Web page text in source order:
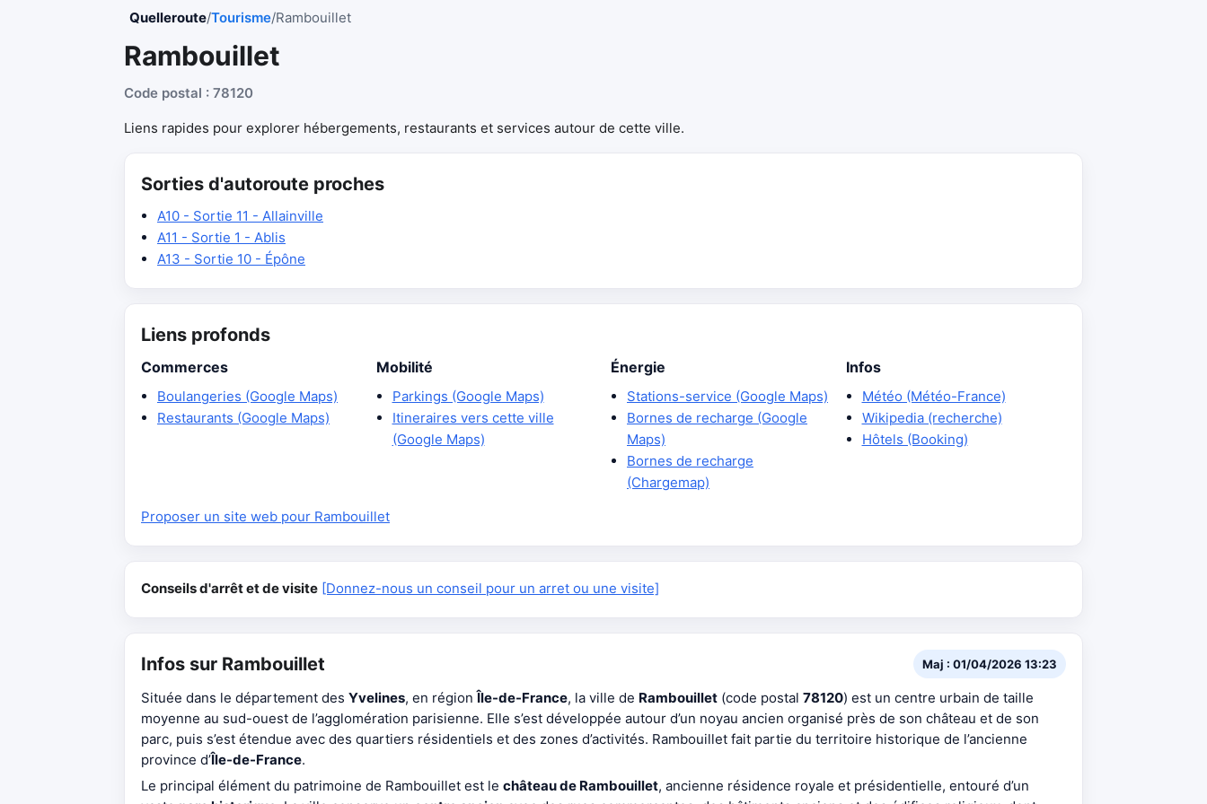
Quelleroute/Tourisme/Rambouillet
Rambouillet
Code postal : 78120
Liens rapides pour explorer hébergements, restaurants et services autour de cette ville.
Sorties d'autoroute proches
A10 - Sortie 11 - Allainville
A11 - Sortie 1 - Ablis
A13 - Sortie 10 - Épône
Liens profonds
Commerces
Boulangeries (Google Maps)
Restaurants (Google Maps)
Mobilité
Parkings (Google Maps)
Itineraires vers cette ville
(Google Maps)
Énergie
Stations-service (Google Maps)
Bornes de recharge (Google
Maps)
Bornes de recharge
(Chargemap)
Infos
Météo (Météo-France)
Wikipedia (recherche)
Hôtels (Booking)
Proposer un site web pour Rambouillet
Conseils d'arrêt et de visite [Donnez-nous un conseil pour un arret ou une visite]
Infos sur Rambouillet Maj : 01/04/2026 13:23
Située dans le département des Yvelines, en régionÎle-de-France, la ville de Rambouillet (code postal 78120) est un centre urbain de taille
moyenne au sud-ouest de l’agglomération parisienne. Elle s’est développée autour d’un noyau ancien organisé près de son château et de son
parc, puis s’est étendue avec des quartiers résidentiels et des zones d’activités. Rambouillet fait partie du territoire historique de l’ancienne
province d’Île-de-France.
Le principal élément du patrimoine de Rambouillet est le château de Rambouillet, ancienne résidence royale et présidentielle, entouré d’un